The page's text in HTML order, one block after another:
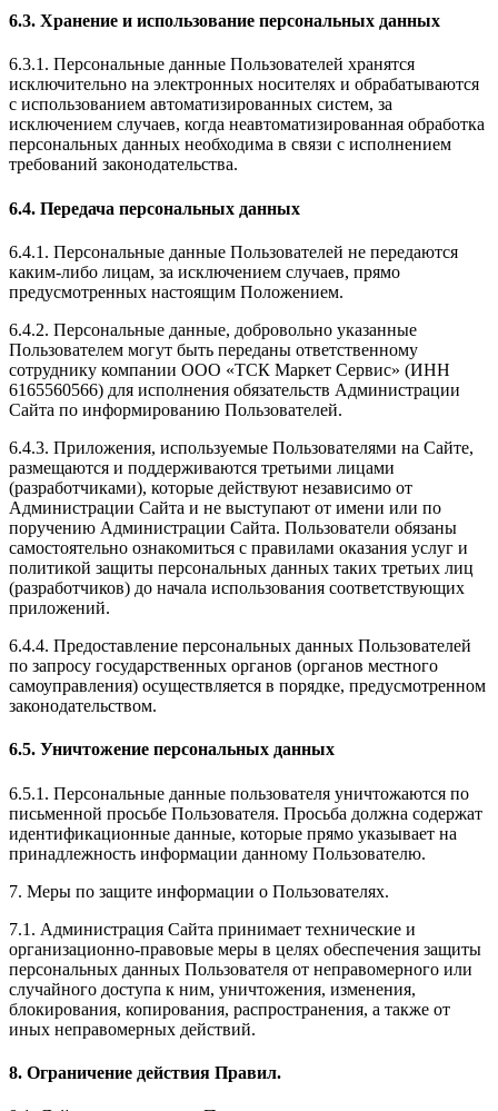
6.3. Хранение и использование персональных данных
6.3.1. Персональные данные Пользователей хранятся
исключительно на электронных носителях и обрабатываются
с использованием автоматизированных систем, за
исключением случаев, когда неавтоматизированная обработка
персональных данных необходима в связи с исполнением
требований законодательства.
6.4. Передача персональных данных
6.4.1. Персональные данные Пользователей не передаются
каким-либо лицам, за исключением случаев, прямо
предусмотренных настоящим Положением.
6.4.2. Персональные данные, добровольно указанные
Пользователем могут быть переданы ответственному
сотруднику компании ООО «ТСК Маркет Сервис» (ИНН
6165560566) для исполнения обязательств Администрации
Сайта по информированию Пользователей.
6.4.3. Приложения, используемые Пользователями на Сайте,
размещаются и поддерживаются третьими лицами
(разработчиками), которые действуют независимо от
Администрации Сайта и не выступают от имени или по
поручению Администрации Сайта. Пользователи обязаны
самостоятельно ознакомиться с правилами оказания услуг и
политикой защиты персональных данных таких третьих лиц
(разработчиков) до начала использования соответствующих
приложений.
6.4.4. Предоставление персональных данных Пользователей
по запросу государственных органов (органов местного
самоуправления) осуществляется в порядке, предусмотренном
законодательством.
6.5. Уничтожение персональных данных
6.5.1. Персональные данные пользователя уничтожаются по
письменной просьбе Пользователя. Просьба должна содержат
идентификационные данные, которые прямо указывает на
принадлежность информации данному Пользователю.
7. Меры по защите информации о Пользователях.
7.1. Администрация Сайта принимает технические и
организационно-правовые меры в целях обеспечения защиты
персональных данных Пользователя от неправомерного или
случайного доступа к ним, уничтожения, изменения,
блокирования, копирования, распространения, а также от
иных неправомерных действий.
8. Ограничение действия Правил.